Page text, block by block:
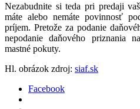
Nezabudnite si teda pri predaji
máte alebo nemáte povinnosť
príjem. Pretože za podanie
nepodanie daňového priznania
mastné pokuty.
Hl. obrázok zdroj: siaf.sk
Facebook